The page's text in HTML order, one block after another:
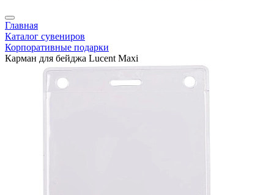
Главная
Каталог сувениров
Корпоративные подарки
Карман для бейджа Lucent Maxi